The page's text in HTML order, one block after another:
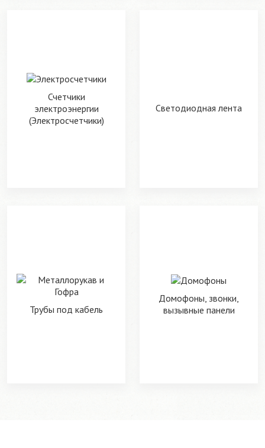
Счетчики
электроэнергии
(Электросчетчики)
Светодиодная лента
Трубы под кабель
Домофоны, звонки,
вызывные панели